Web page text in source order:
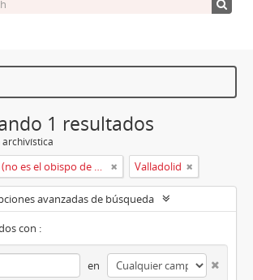
1 resultados
Reluz, Tomás, O.P. (no es el obispo de Oviedo) Valladolid
avanzadas de búsqueda
con :
en